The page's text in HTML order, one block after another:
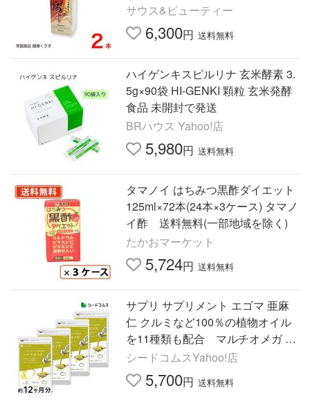
サウス&ビューティー
6,300円 送料無料
ハイゲンキスピルリナ 玄米酵素 3.
5g×90袋 HI-GENKI 顆粒 玄米発酵
食品 未開封で発送
BRハウス Yahoo!店
5,980円 送料無料
タマノイ はちみつ黒酢ダイエット
125ml×72本(24本×3ケース) タマノ
イ酢 送料無料(一部地域を除く)
たかおマーケット
5,724円 送料無料
サプリ サプリメント エゴマ 亜麻
仁 クルミなど100％の植物オイル
を11種類も配合 マルチオメガ 約
12ヵ月分
シードコムスYahoo!店
5,700円 送料無料